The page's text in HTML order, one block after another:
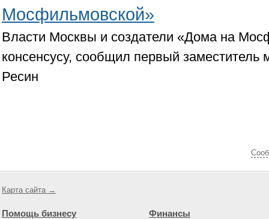
Мосфильмовской»
Власти Москвы и создатели «Дома на
консенсусу, сообщил первый
Ресин
Карта сайта →
Помощь бизнесу Финансы